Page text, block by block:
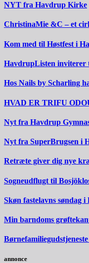
NYT fra Havdrup Kirke
ChristinaMie &C – et
Kom med til Høstfest i
HavdrupListen inviterer
Hos Nails by Scharling
HVAD ER TRIFU
Nyt fra Havdrup
Nyt fra SuperBrugsen i
Retræte giver dig nye
Sogneudflugt til
Skøn fastelavns søndag
Min barndoms
annonce